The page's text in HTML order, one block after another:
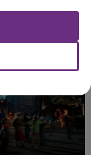
& EMMA
Un Peu